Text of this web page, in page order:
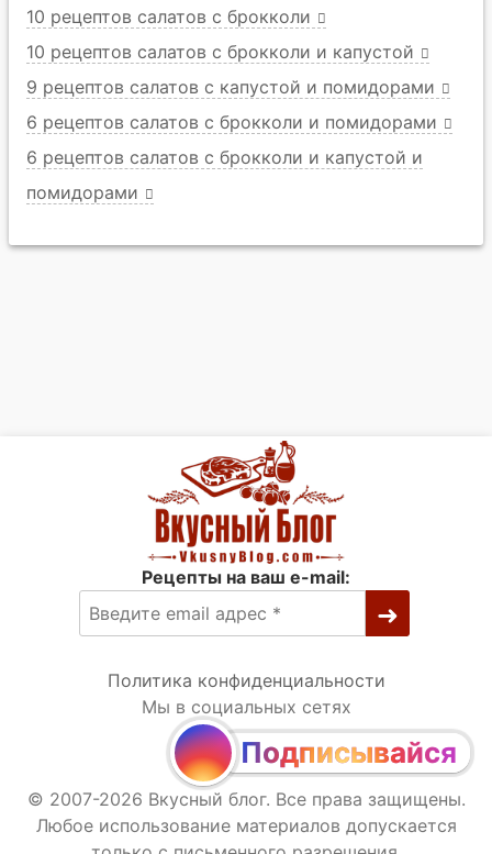
10 рецептов салатов с брокколи
10 рецептов салатов с брокколи и капустой
9 рецептов салатов с капустой и помидорами
6 рецептов салатов с брокколи и помидорами
6 рецептов салатов с брокколи и капустой и
помидорами
Рецепты на ваш e-mail:
Политика конфиденциальности
Мы в социальных сетях
Подписывайся
© 2007-2026 Вкусный блог. Все права защищены.
Любое использование материалов допускается